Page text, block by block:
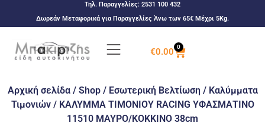
Τηλ. Παραγγελίες: 2531 100 432
Δωρεάν Μεταφορικά για Παραγγελίες Άνω των 65€ Μέχρι 5Kg.
€0.00 0
Αρχική σελίδα/ Shop/ Εσωτερική Βελτίωση/ Καλύμματα
Τιμονιών/ ΚΑΛΥΜΜΑ ΤΙΜΟΝΙΟΥ RACING ΥΦΑΣΜΑΤΙΝΟ
11510 ΜΑΥΡΟ/ΚΟΚΚΙΝΟ 38cm